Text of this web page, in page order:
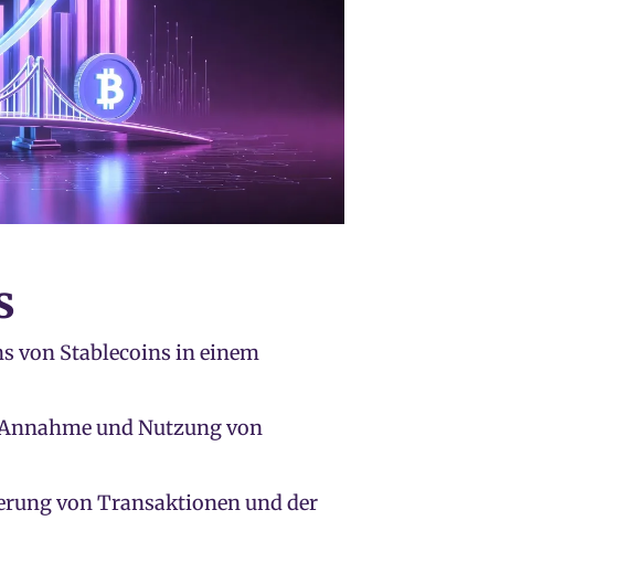
von Stablecoins in einem
und Nutzung von
von Transaktionen und der